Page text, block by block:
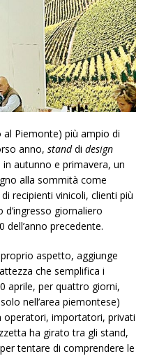
al Piemonte) più ampio di
anno, standdi design
autunno e primavera, un
alla sommità come
recipienti vinicoli, clienti più
giornaliero
dell’anno precedente.
aspetto, aggiunge
che semplifica i
aprile, per quattro giorni,
nell’area piemontese)
importatori, privati
ha girato tra gli stand,
tentare di comprendere le